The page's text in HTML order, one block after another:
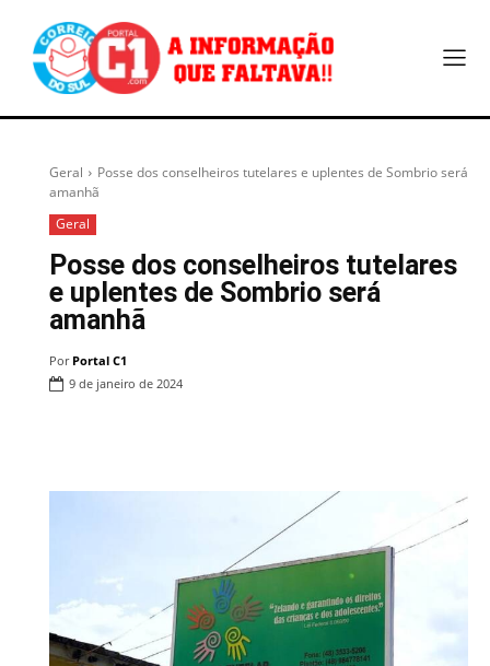
Geral
Posse dos conselheiros tutelares e uplentes de Sombrio será
amanhã
Geral
Posse dos conselheiros tutelares
e uplentes de Sombrio será
amanhã
Por Portal C1
9 de janeiro de 2024